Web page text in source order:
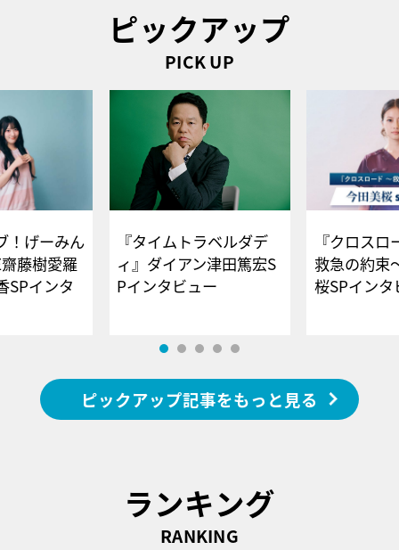
ピックアップ
PICK UP
！げーみん
藤樹愛羅
SPインタ
『タイムトラベルダデ
ィ』ダイアン津田篤宏S
Pインタビュー
『クロス
救急の約束
桜SPイ
ピックアップ記事をもっと見る
ランキング
RANKING